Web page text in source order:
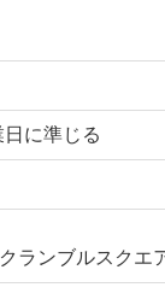
に準じる
ランブルスクエ